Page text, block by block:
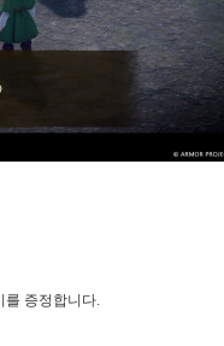
를 증정합니다.